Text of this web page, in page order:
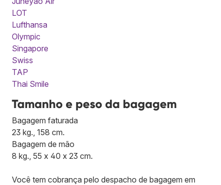
LOT
Lufthansa
Olympic
Singapore
Swiss
TAP
Thai Smile
Tamanho e peso da bagagem
Bagagem faturada
23 kg., 158 cm.
Bagagem de mão
8 kg., 55 x 40 x 23 cm.
Você tem cobrança pelo despacho de bagagem em